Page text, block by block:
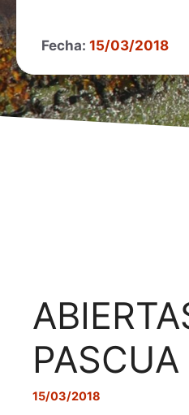
Fecha: 15/03/2018
15/03/2018